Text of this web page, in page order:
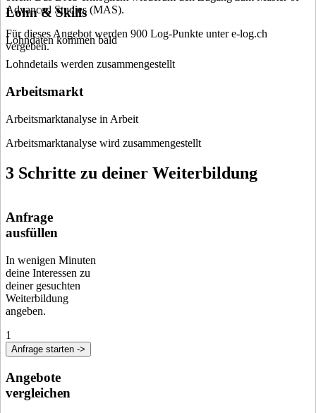
Advanced Studies (MAS).
Für dieses Angebot werden 900 Log-Punkte unter e-log.ch
vergeben.
Lohn & Skills
Lohndaten kommen bald
Lohndetails werden zusammengestellt
Arbeitsmarkt
Arbeitsmarktanalyse in Arbeit
Arbeitsmarktanalyse wird zusammengestellt
3 Schritte zu deiner Weiterbildung
Anfrage
ausfüllen
In wenigen Minuten
deine Interessen zu
deiner gesuchten
Weiterbildung
angeben.
1
Anfrage starten ->
Angebote
vergleichen